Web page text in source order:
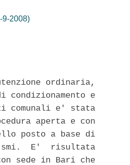
9-2008)
ordinaria,
e
comunali e' stata
aperta e con
posto a base di
E'  risultata
sede in Bari che